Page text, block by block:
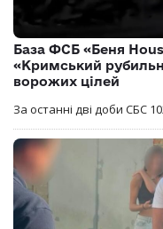
База ФСБ «Беня
«Кримський
ворожих цілей
За останні дві доби СБС